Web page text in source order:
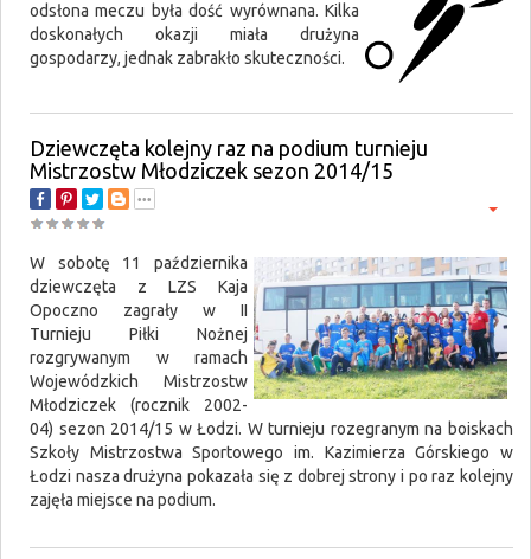
odsłona meczu była dość wyrównana. Kilka
doskonałych okazji miała drużyna
gospodarzy, jednak zabrakło skuteczności.
Dziewczęta kolejny raz na podium turnieju
Mistrzostw Młodziczek sezon 2014/15
W sobotę 11 października
dziewczęta z LZS Kaja
Opoczno zagrały w II
Turnieju Piłki Nożnej
rozgrywanym w ramach
Wojewódzkich Mistrzostw
Młodziczek (rocznik 2002-
04) sezon 2014/15 w Łodzi. W turnieju rozegranym na boiskach
Szkoły Mistrzostwa Sportowego im. Kazimierza Górskiego w
Łodzi nasza drużyna pokazała się z dobrej strony i po raz kolejny
zajęła miejsce na podium.